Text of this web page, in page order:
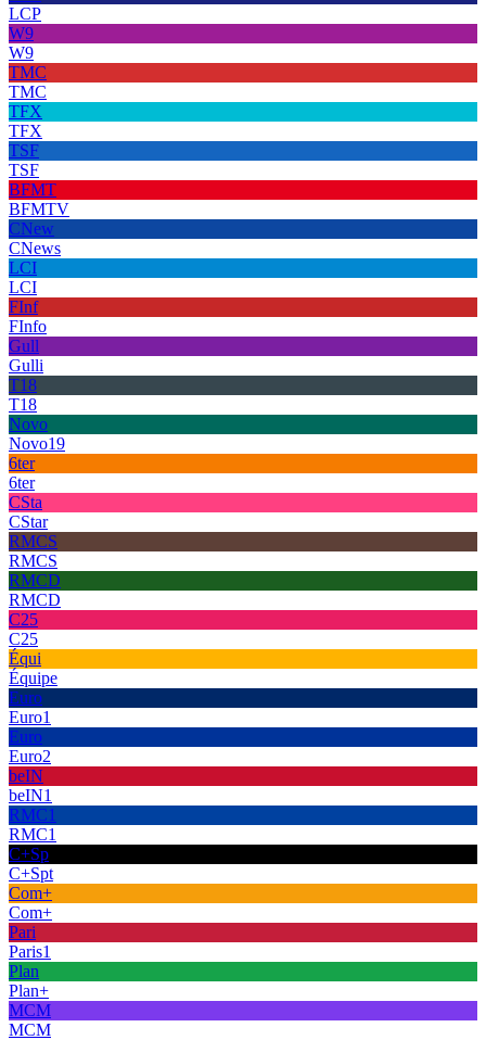
LCP
W9
W9
TMC
TMC
TFX
TFX
TSF
TSF
BFMT
BFMTV
CNew
CNews
LCI
LCI
FInf
FInfo
Gull
Gulli
T18
T18
Novo
Novo19
6ter
6ter
CSta
CStar
RMCS
RMCS
RMCD
RMCD
C25
C25
Équi
Équipe
Euro
Euro1
Euro
Euro2
beIN
beIN1
RMC1
RMC1
C+Sp
C+Spt
Com+
Com+
Pari
Paris1
Plan
Plan+
MCM
MCM